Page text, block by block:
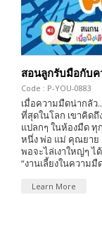
สอนลูกรับมือกับค
Code : P-YOU-0883
เมื่อความมืดน่ากลัว
ที่สุดในโลก เขาคิดถึ
แปลกๆ ในห้องมืด
หนึ่ง พ่อ แม่ คุณยาย
พอจะไล่เงาใหญ่ๆ ไ
“งานเลี้ยงในความมื
Learn More